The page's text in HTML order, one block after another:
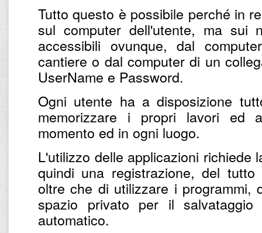
Tutto questo è possibile perché in
sul computer dell'utente, ma sui
accessibili ovunque, dal
cantiere o dal computer di un
UserName e Password.
Ogni utente ha a disposizione
memorizzare i propri lavori ed
momento ed in ogni luogo.
L'utilizzo delle applicazioni richiede
quindi una registrazione, del
oltre che di utilizzare i programmi,
spazio privato per il
automatico.